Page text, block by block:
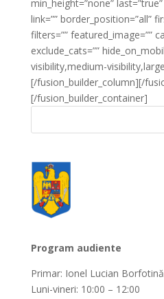
min_height=”none”
link=”” border_position=”all”
filters=”” featured_image=””
exclude_cats=””
visibility,medium-
[/fusion_builder_column][/
[/fusion_builder_container]
Program audiente
Primar: Ionel Lucian Borfotină
Luni-vineri: 10:00 – 12:00